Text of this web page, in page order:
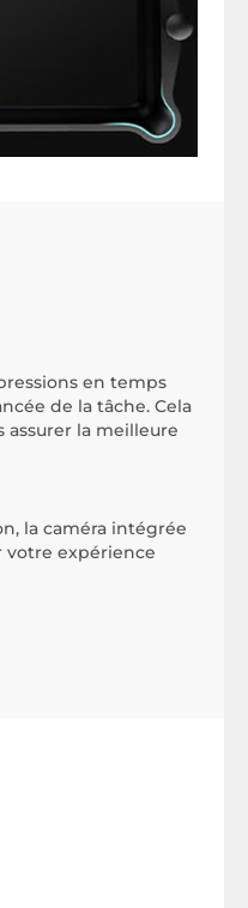
en temps
de la tâche. Cela
la meilleure
la caméra intégrée
votre expérience